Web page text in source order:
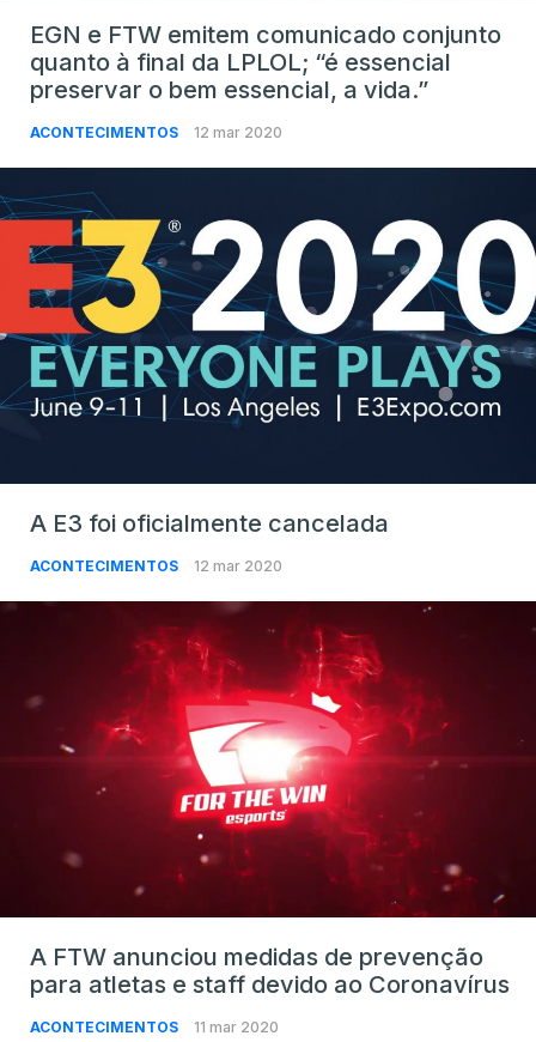
EGN e FTW emitem comunicado conjunto
quanto à final da LPLOL; “é essencial
preservar o bem essencial, a vida.”
ACONTECIMENTOS 12 mar 2020
A E3 foi oficialmente cancelada
ACONTECIMENTOS 12 mar 2020
A FTW anunciou medidas de prevenção
para atletas e staff devido ao Coronavírus
ACONTECIMENTOS 11 mar 2020